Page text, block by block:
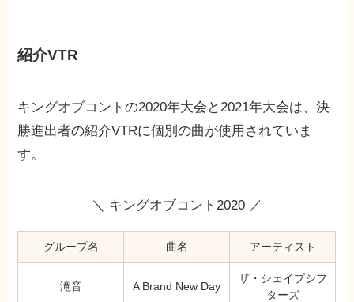
紹介VTR
キングオブコントの2020年大会と2021年大会は、決
勝進出者の紹介VTRに個別の曲が使用されていま
す。
＼ キングオブコント2020 ／
グループ名 曲名 アーティスト
滝音 A Brand New Day
ザ・シェイプシフ
ターズ